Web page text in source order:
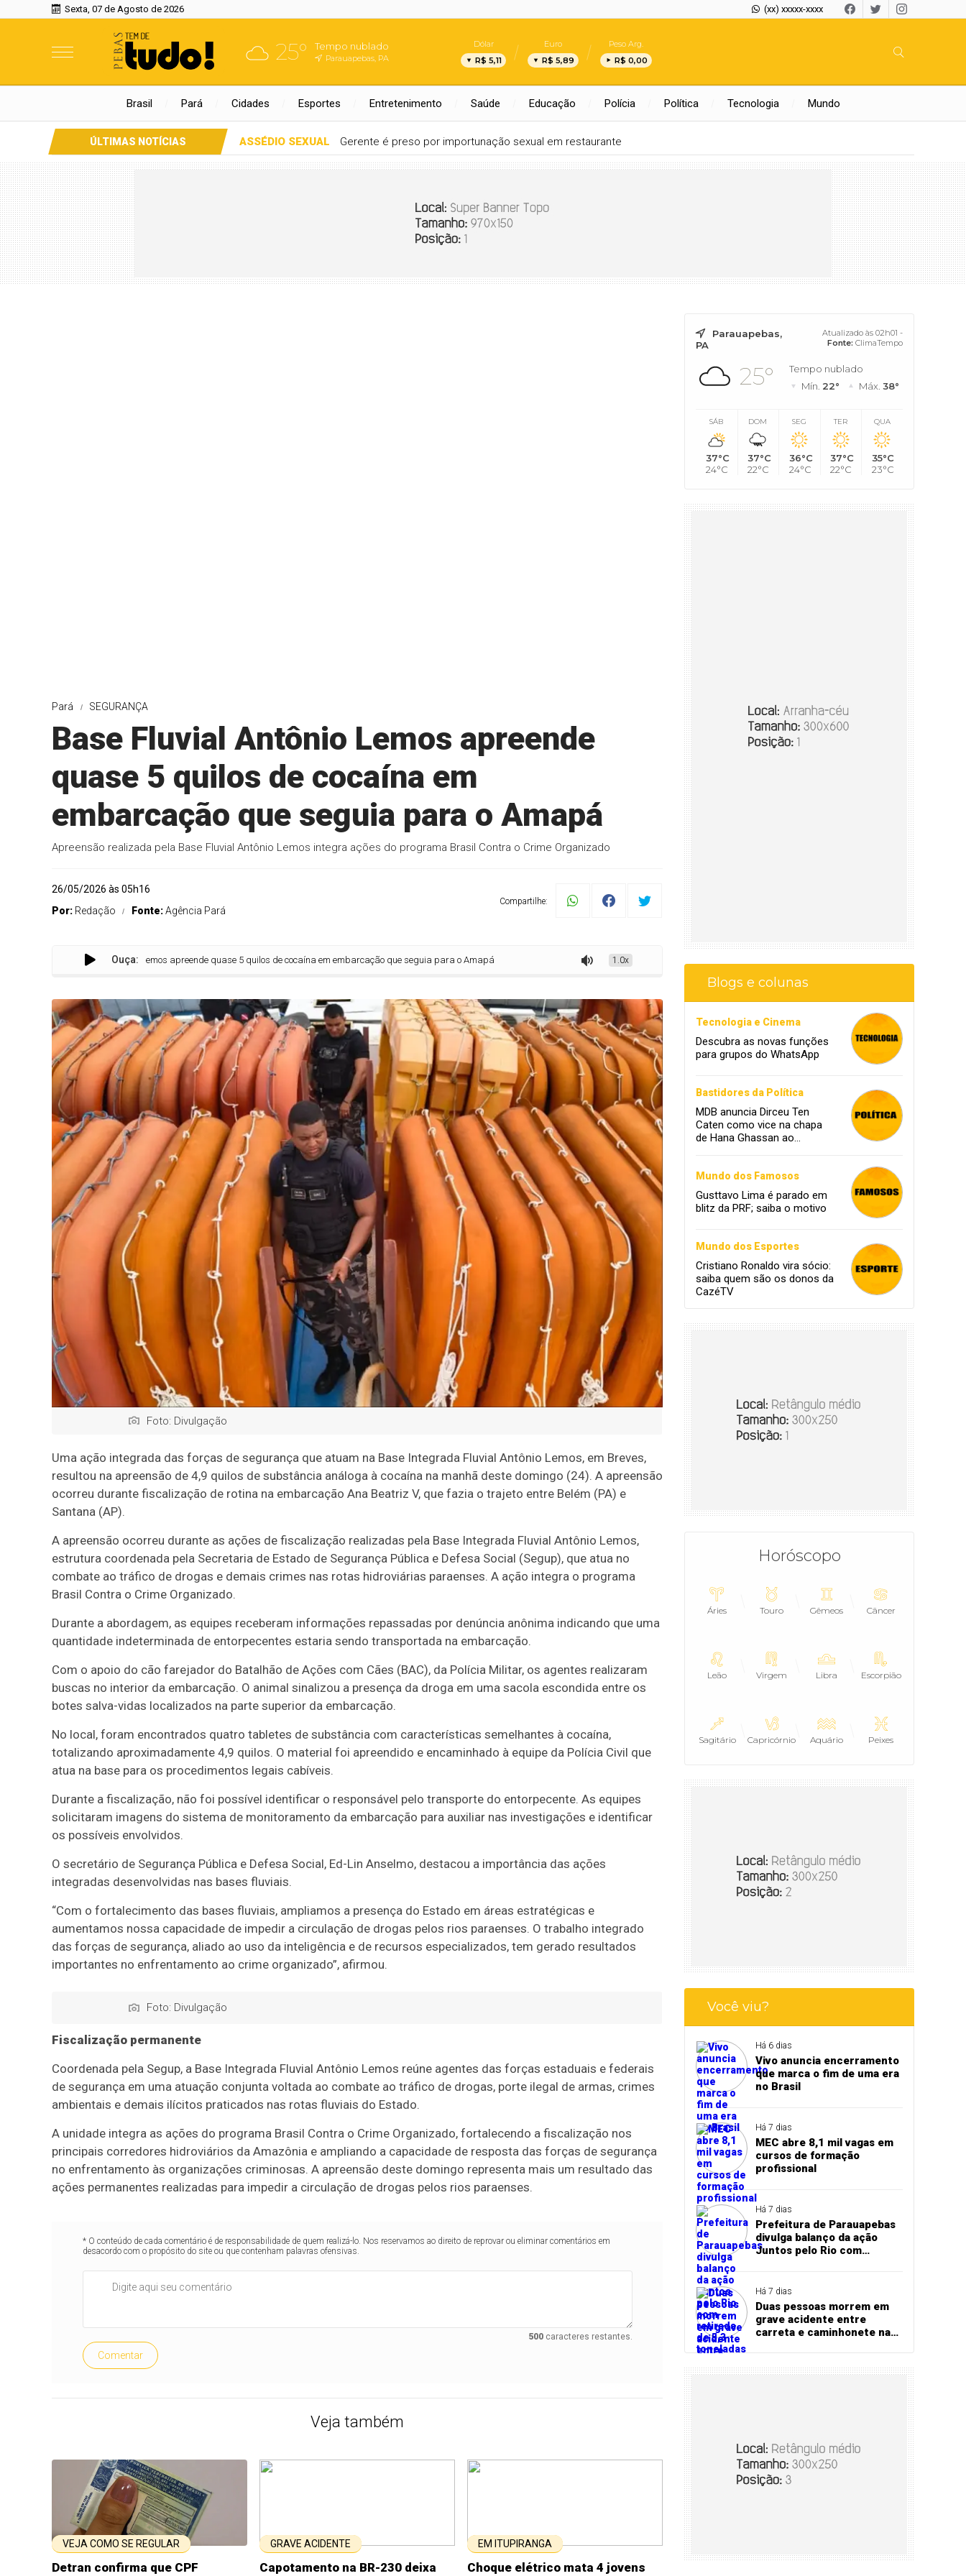
Sexta, 07 de Agosto de 2026 (xx) xxxxx-xxxx
25° Tempo nublado
Parauapebas, PA
Dólar
R$ 5,11
Euro
R$ 5,89
Peso Arg.
R$ 0,00
Brasil Pará Cidades Esportes Entretenimento Saúde Educação Polícia Política Tecnologia Mundo
ÚLTIMAS NOTÍCIAS ASSÉDIO SEXUAL Gerente é preso por importunação sexual em restaurante
Pará SEGURANÇA
Base Fluvial Antônio Lemos apreende
quase 5 quilos de cocaína em
embarcação que seguia para o Amapá
Apreensão realizada pela Base Fluvial Antônio Lemos integra ações do programa Brasil Contra o Crime Organizado
26/05/2026 às 05h16
Por: Redação Fonte:Agência Pará
Compartilhe:
Ouça:
Base Fluvial Antônio Lemos apreende quase 5 quilos de cocaína em embarcação que seguia para o Amapá 1.0x
Foto: Divulgação
Uma ação integrada das forças de segurança que atuam na Base Integrada Fluvial Antônio Lemos, em Breves,
resultou na apreensão de 4,9 quilos de substância análoga à cocaína na manhã deste domingo (24). A apreensão
ocorreu durante fiscalização de rotina na embarcação Ana Beatriz V, que fazia o trajeto entre Belém (PA) e
Santana (AP).
A apreensão ocorreu durante as ações de fiscalização realizadas pela Base Integrada Fluvial Antônio Lemos,
estrutura coordenada pela Secretaria de Estado de Segurança Pública e Defesa Social (Segup), que atua no
combate ao tráfico de drogas e demais crimes nas rotas hidroviárias paraenses. A ação integra o programa
Brasil Contra o Crime Organizado.
Durante a abordagem, as equipes receberam informações repassadas por denúncia anônima indicando que uma
quantidade indeterminada de entorpecentes estaria sendo transportada na embarcação.
Com o apoio do cão farejador do Batalhão de Ações com Cães (BAC), da Polícia Militar, os agentes realizaram
buscas no interior da embarcação. O animal sinalizou a presença da droga em uma sacola escondida entre os
botes salva-vidas localizados na parte superior da embarcação.
No local, foram encontrados quatro tabletes de substância com características semelhantes à cocaína,
totalizando aproximadamente 4,9 quilos. O material foi apreendido e encaminhado à equipe da Polícia Civil que
atua na base para os procedimentos legais cabíveis.
Durante a fiscalização, não foi possível identificar o responsável pelo transporte do entorpecente. As equipes
solicitaram imagens do sistema de monitoramento da embarcação para auxiliar nas investigações e identificar
os possíveis envolvidos.
O secretário de Segurança Pública e Defesa Social, Ed-Lin Anselmo, destacou a importância das ações
integradas desenvolvidas nas bases fluviais.
“Com o fortalecimento das bases fluviais, ampliamos a presença do Estado em áreas estratégicas e
aumentamos nossa capacidade de impedir a circulação de drogas pelos rios paraenses. O trabalho integrado
das forças de segurança, aliado ao uso da inteligência e de recursos especializados, tem gerado resultados
importantes no enfrentamento ao crime organizado”, afirmou.
Foto: Divulgação
Fiscalização permanente
Coordenada pela Segup, a Base Integrada Fluvial Antônio Lemos reúne agentes das forças estaduais e federais
de segurança em uma atuação conjunta voltada ao combate ao tráfico de drogas, porte ilegal de armas, crimes
ambientais e demais ilícitos praticados nas rotas fluviais do Estado.
A unidade integra as ações do programa Brasil Contra o Crime Organizado, fortalecendo a fiscalização nos
principais corredores hidroviários da Amazônia e ampliando a capacidade de resposta das forças de segurança
no enfrentamento às organizações criminosas. A apreensão deste domingo representa mais um resultado das
ações permanentes realizadas para impedir a circulação de drogas pelos rios paraenses.
* O conteúdo de cada comentário é de responsabilidade de quem realizá-lo. Nos reservamos ao direito de reprovar ou eliminar comentários em
desacordo com o propósito do site ou que contenham palavras ofensivas.
500caracteres restantes.
Comentar
Veja também
VEJA COMO SE REGULAR
Detran confirma que CPF
GRAVE ACIDENTE
Capotamento na BR-230 deixa
EM ITUPIRANGA
Choque elétrico mata 4 jovens
Parauapebas,
PA
Atualizado às 02h01 -
Fonte: ClimaTempo
25°
Tempo nublado
Mín. 22° Máx. 38°
SÁB
37°C
24°C
DOM
37°C
22°C
SEG
36°C
24°C
TER
37°C
22°C
QUA
35°C
23°C
Blogs e colunas
Tecnologia e Cinema
Descubra as novas funções
para grupos do WhatsApp
Bastidores da Política
MDB anuncia Dirceu Ten
Caten como vice na chapa
de Hana Ghassan ao
Mundo dos Famosos
Gusttavo Lima é parado em
blitz da PRF; saiba o motivo
Mundo dos Esportes
Cristiano Ronaldo vira sócio:
saiba quem são os donos da
CazéTV
Horóscopo
Áries Touro Gêmeos Câncer
Leão Virgem Libra Escorpião
Sagitário Capricórnio Aquário Peixes
Você viu?
Há 6 dias
Vivo anuncia encerramento
que marca o fim de uma era
no Brasil
Há 7 dias
MEC abre 8,1 mil vagas em
cursos de formação
profissional
Há 7 dias
Prefeitura de Parauapebas
divulga balanço da ação
Juntos pelo Rio com
Há 7 dias
Duas pessoas morrem em
grave acidente entre
carreta e caminhonete na